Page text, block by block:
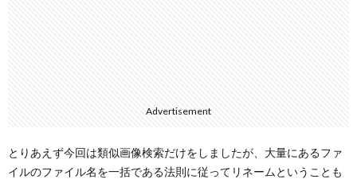
Advertisement
とりあえず今回は類似画像検索だけをしましたが、大量にあるファ
イルのファイル名を一括である法則に従ってリネームということも